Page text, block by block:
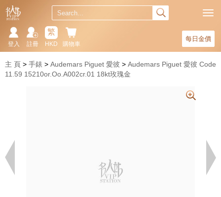
每日金價
購物車
繁
HKD
註冊
登入
主 頁 手錶 Audemars Piguet 愛彼
Audemars Piguet 愛彼 Code
11.59 15210or.Oo.A002cr.01 18kt玫瑰金